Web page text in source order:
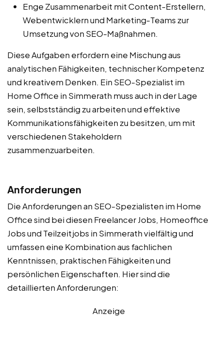
Enge Zusammenarbeit mit Content-Erstellern,
Webentwicklern und Marketing-Teams zur
Umsetzung von SEO-Maßnahmen.
Diese Aufgaben erfordern eine Mischung aus
analytischen Fähigkeiten, technischer Kompetenz
und kreativem Denken. Ein SEO-Spezialist im
Home Office in Simmerath muss auch in der Lage
sein, selbstständig zu arbeiten und effektive
Kommunikationsfähigkeiten zu besitzen, um mit
verschiedenen Stakeholdern
zusammenzuarbeiten.
Anforderungen
Die Anforderungen an SEO-Spezialisten im Home
Office sind bei diesen Freelancer Jobs, Homeoffice
Jobs und Teilzeitjobs in Simmerath vielfältig und
umfassen eine Kombination aus fachlichen
Kenntnissen, praktischen Fähigkeiten und
persönlichen Eigenschaften. Hier sind die
detaillierten Anforderungen:
Anzeige